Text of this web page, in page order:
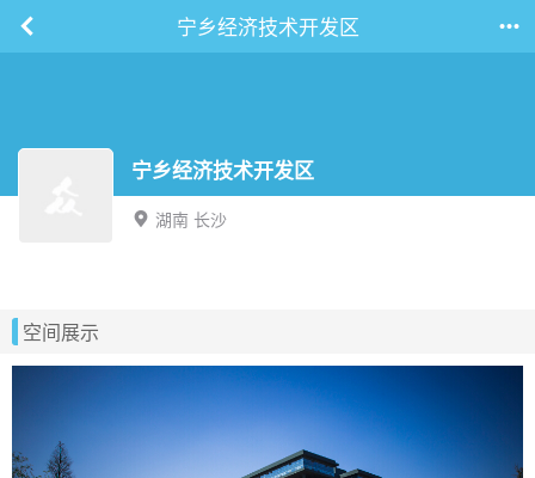
宁乡经济技术开发区
宁乡经济技术开发区
湖南 长沙
空间展示